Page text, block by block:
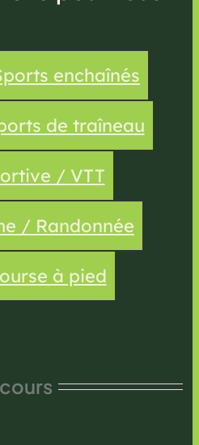
enchaînés
de traîneau
/ VTT
/ Randonnée
à pied